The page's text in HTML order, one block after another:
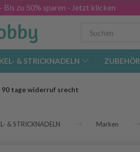
Bis zu 50% sparen - Jetzt klicken
& STRICKNADELN ZUBEHÖR
90 tage widerruf srecht
& STRICKNADELN Marken